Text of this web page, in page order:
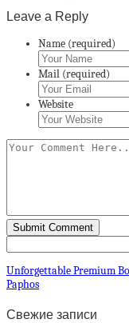
Leave a Reply
Name (required)
Mail (required)
Website
Unforgettable Premium
Paphos
Свежие записи